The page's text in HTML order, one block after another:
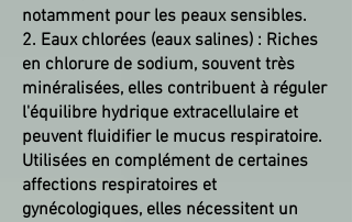
notamment pour les peaux sensibles.
2. Eaux chlorées (eaux salines) : Riches
en chlorure de sodium, souvent très
minéralisées, elles contribuent à réguler
l'équilibre hydrique extracellulaire et
peuvent fluidifier le mucus respiratoire.
Utilisées en complément de certaines
affections respiratoires et
gynécologiques, elles nécessitent un